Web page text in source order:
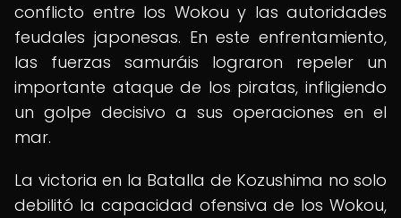
conflicto entre los Wokou y las autoridades
feudales japonesas. En este enfrentamiento,
las fuerzas samuráis lograron repeler un
importante ataque de los piratas, infligiendo
un golpe decisivo a sus operaciones en el
mar.
La victoria en la Batalla de Kozushima no solo
debilitó la capacidad ofensiva de los Wokou,